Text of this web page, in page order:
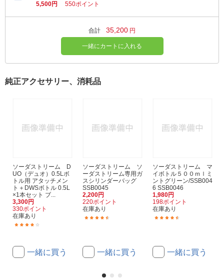
5,500円
550ポイント
合計 35,200 円
一緒にカートに入れる
純正アクセサリー、消耗品
ソーダストリーム D
UO（デュオ）0.5Lボ
トル用 アタッチメン
ト＋DWSボトル 0.5L
×1本セット ブ...
3,300円
330ポイント
在庫あり
一緒に買う
ソーダストリーム ソ
ーダストリーム専用ガ
スシリンダーバッグ
SSB0045
2,200円
220ポイント
在庫あり
一緒に買う
ソーダストリーム マ
イボトル５００ｍｌミ
ントグリーン/SSB004
6 SSB0046
1,980円
198ポイント
在庫あり
一緒に買う